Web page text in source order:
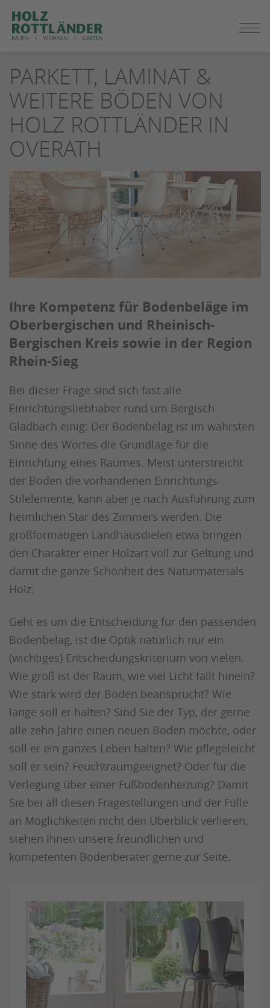
SEITENINHALT
SPRINGEN
PARKETT, LAMINAT &
WEITERE BÖDEN VON
HOLZ ROTTLÄNDER IN
OVERATH
Ihre Kompetenz für Bodenbeläge im
Oberbergischen und Rheinisch-
Bergischen Kreis sowie in der Region
Rhein-Sieg
Bei dieser Frage sind sich fast alle
Einrichtungsliebhaber rund um Bergisch
Gladbach einig: Der Bodenbelag ist im wahrsten
Sinne des Wortes die Grundlage für die
Einrichtung eines Raumes. Meist unterstreicht
der Boden die vorhandenen Einrichtungs-
Stilelemente, kann aber je nach Ausführung zum
heimlichen Star des Zimmers werden. Die
großformatigen Landhausdielen etwa bringen
den Charakter einer Holzart voll zur Geltung und
damit die ganze Schönheit des Naturmaterials
Holz.
Geht es um die Entscheidung für den passenden
Bodenbelag, ist die Optik natürlich nur ein
(wichtiges) Entscheidungskriterium von vielen.
Wie groß ist der Raum, wie viel Licht fällt hinein?
Wie stark wird der Boden beansprucht? Wie
lange soll er halten? Sind Sie der Typ, der gerne
alle zehn Jahre einen neuen Boden möchte, oder
soll er ein ganzes Leben halten? Wie pflegeleicht
soll er sein? Feuchtraumgeeignet? Oder für die
Verlegung über einer Fußbodenheizung? Damit
Sie bei all diesen Fragestellungen und der Fülle
an Möglichkeiten nicht den Überblick verlieren,
stehen Ihnen unsere freundlichen und
kompetenten Bodenberater gerne zur Seite.